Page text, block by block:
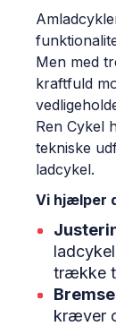
Men med
kraftfuld
Ren Cykel
tekniske
ladcykel.
Vi hjælper
trække
kræver